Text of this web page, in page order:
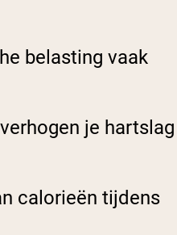
belasting vaak
je hartslag
calorieën tijdens